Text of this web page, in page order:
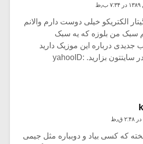
گیتار الکتریکو خیلی دوست دارم والانم
سبک من بلوزه که یه سبک
درباره این موزیک دارید
ممنون میشم اونو در سایتتون بزارید. yahooID:
که کسی بیاد و دوبباره مثل جیمی